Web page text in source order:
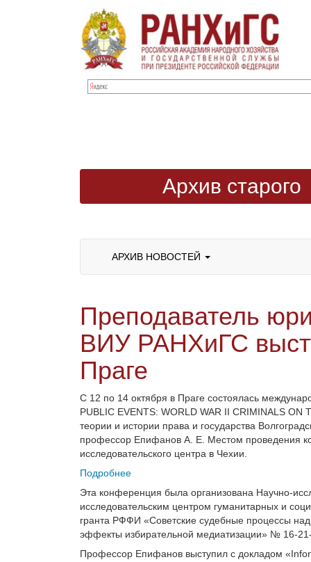
Архив старого
АРХИВ НОВОСТЕЙ
Преподаватель
ВИУ РАНХиГС
Праге
С 12 по 14 октября в Праге состоялась
PUBLIC EVENTS: WORLD WAR II CRIMINALS
теории и истории права и государства
профессор Епифанов А. Е. Местом проведения
исследовательского центра в Чехии.
Подробнее
Эта конференция была организована Научно-
исследовательским центром гуманитарных и
гранта РФФИ «Советские судебные процессы
эффекты избирательной медиатизации» № 16-
Профессор Епифанов выступил с докладом